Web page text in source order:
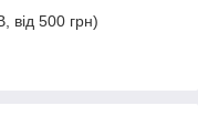
від 500 грн)